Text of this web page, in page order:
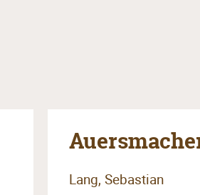
Lang, Sebastian